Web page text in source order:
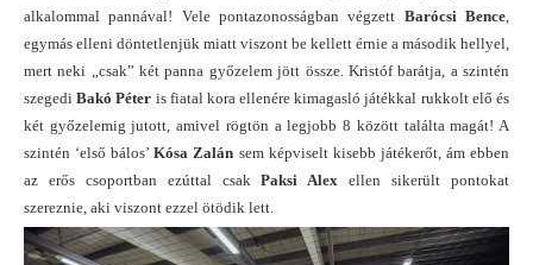
alkalommal pannával! Vele pontazonosságban végzett Barócsi Bence
egymás elleni döntetlenjük miatt viszont be kellett érnie a második hellyel,
mert neki „csak” két panna győzelem jött össze. Kristóf barátja, a szintén
szegediBakó Péter is fiatal kora ellenére kimagasló játékkal rukkolt elő és
két győzelemig jutott, amivel rögtön a legjobb 8 között találta magát! A
szintén ‘első bálos’Kósa Zalán sem képviselt kisebb játékerőt, ám ebben
az erős csoportban ezúttal csakPaksi Alex ellen sikerült pontokat
szereznie, aki viszont ezzel ötödik lett.